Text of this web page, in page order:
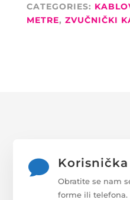
CATEGORIES:
METRE, ZVUČNIČKI

Obratite se nam
forme ili telefona.